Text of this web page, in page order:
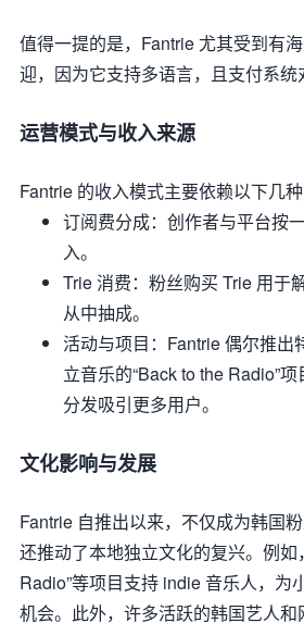
值得一提的是，Fantrie 尤其受到有
迎，因为它支持多语言，且支付系统
运营模式与收入来源
Fantrie 的收入模式主要依赖以下几种
订阅费分成：创作者与平台按
入。
Trie 消费：粉丝购买 Trie 用于
从中抽成。
活动与项目 ：Fantrie 偶尔推出
立音乐的“Back to the Radio”
分发吸引更多用户。
文化影响与发展
Fantrie 自推出以来，不仅成为韩国
还推动了本地独立文化的复兴。例如
Radio”等项目支持 indie 音乐人，为
机会。此外，许多活跃的韩国艺人和